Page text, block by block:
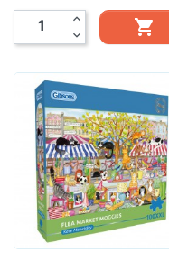
expand_less
expand_more
